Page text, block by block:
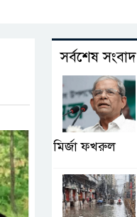
সর্বশেষ সংবাদ
মির্জা ফখরুল